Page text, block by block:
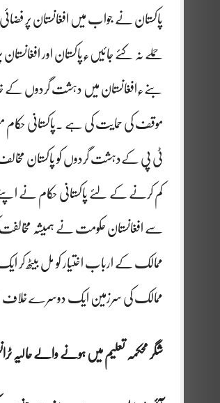
بنے٫افغانستان میں دہشت گردوں کے
موقف کی حمایت کی ہے ۔پاکستانی
ٹی پی کےدہشت گردوں کو پاکستان
کم کرنے کے لئے پاکستانی حکام نے
سے افغانستان حکومت نے ہمیشہ
ممالک کے ارباب اختیار کو مل بیٹھ کر
ممالک کی سرزمین ایک دوسرے خلاف
شگر محکمہ تعلیم میں ہونے والے حالیہ